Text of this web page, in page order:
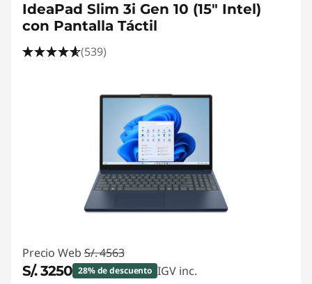
IdeaPad Slim 3i Gen 10 (15" Intel)
con Pantalla Táctil
(539)
Precio Web S/. 4563
S/. 3250 28% de descuento IGV inc.